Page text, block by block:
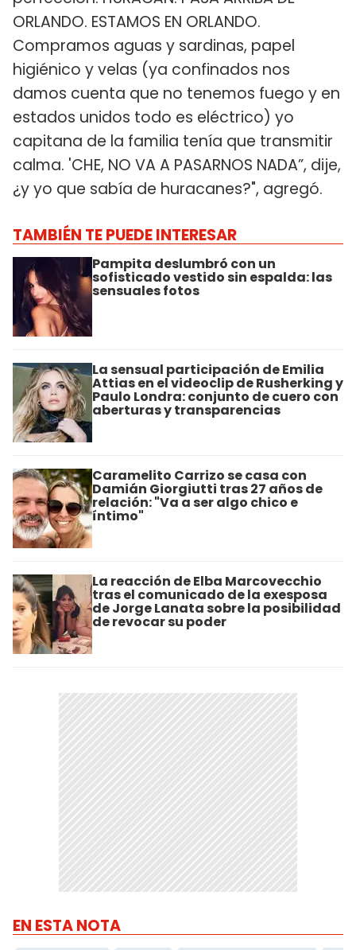
ORLANDO. ESTAMOS EN ORLANDO.
Compramos aguas y sardinas, papel
higiénico y velas (ya confinados nos
damos cuenta que no tenemos fuego y en
estados unidos todo es eléctrico) yo
capitana de la familia tenía que transmitir
calma. 'CHE, NO VA A PASARNOS NADA”, dije,
¿y yo que sabía de huracanes?", agregó.
TAMBIÉN TE PUEDE INTERESAR
Pampita deslumbró con un
sofisticado vestido sin espalda: las
sensuales fotos
La sensual participación de Emilia
Attias en el videoclip de Rusherking y
Paulo Londra: conjunto de cuero con
aberturas y transparencias
Caramelito Carrizo se casa con
Damián Giorgiutti tras 27 años de
relación: "Va a ser algo chico e
íntimo"
La reacción de Elba Marcovecchio
tras el comunicado de la exesposa
de Jorge Lanata sobre la posibilidad
de revocar su poder
EN ESTA NOTA